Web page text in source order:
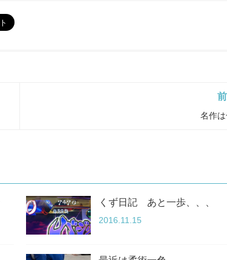
名作
くず日記 あと一歩、、、
2016.11.15